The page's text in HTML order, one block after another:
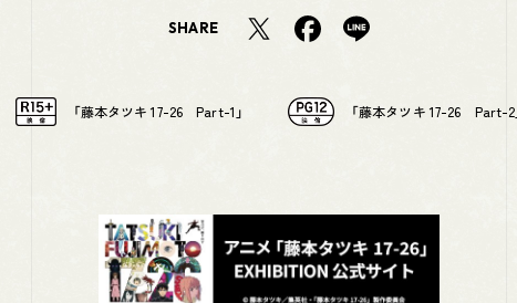
SHARE
「藤本タツキ 17-26 Part-1」 「藤本タツキ 17-26 Part-2